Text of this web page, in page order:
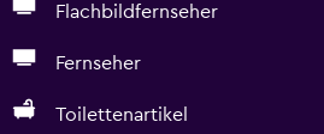
Flachbildfernseher
Fernseher
Toilettenartikel